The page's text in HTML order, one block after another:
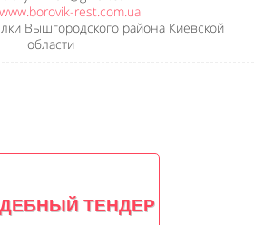
www.borovik-rest.com.ua
Вышгородского района Киевской
области
ТЕНДЕР